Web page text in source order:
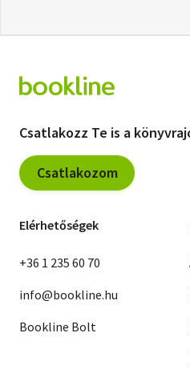
Csatlakozz Te is a
Csatlakozom
Elérhetőségek
+36 1 235 60 70
info@bookline.hu
Bookline Bolt